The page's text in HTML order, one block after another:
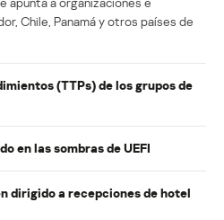
Chile, Panamá y otros países de
(TTPs) de los grupos de
en las sombras de UEFI
dirigido a recepciones de hotel